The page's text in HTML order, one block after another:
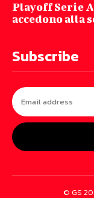
Playoff Serie
accedono alla
Subscribe
© GS